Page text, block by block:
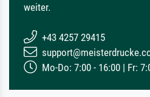
weiter.
+43 4257 29415
Mo-Do: 7:00 - 16:00 | Fr: